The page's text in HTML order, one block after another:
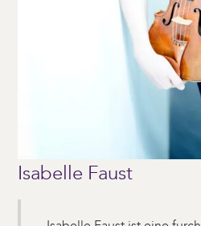
Isabelle Faust